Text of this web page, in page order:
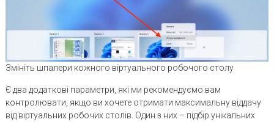
Змініть шпалери кожного віртуального робочого столу
Є два додаткові параметри, які ми рекомендуємо вам
контролювати, якщо ви хочете отримати максимальну віддачу
від віртуальних робочих столів. Один з них – підбір унікальних